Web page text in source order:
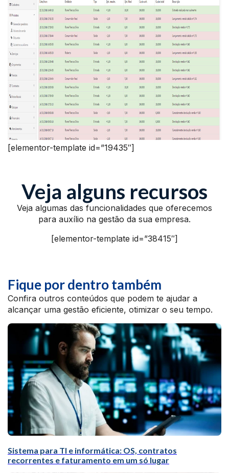
[elementor-template id=”19435″]
Veja alguns recursos
Veja algumas das funcionalidades que oferecemos
para auxílio na gestão da sua empresa.
[elementor-template id=”38415″]
Fique por dentro também
Confira outros conteúdos que podem te ajudar a
alcançar uma gestão eficiente, otimizar o seu tempo.
Sistema para TI e informática: OS, contratos
recorrentes e faturamento em um só lugar